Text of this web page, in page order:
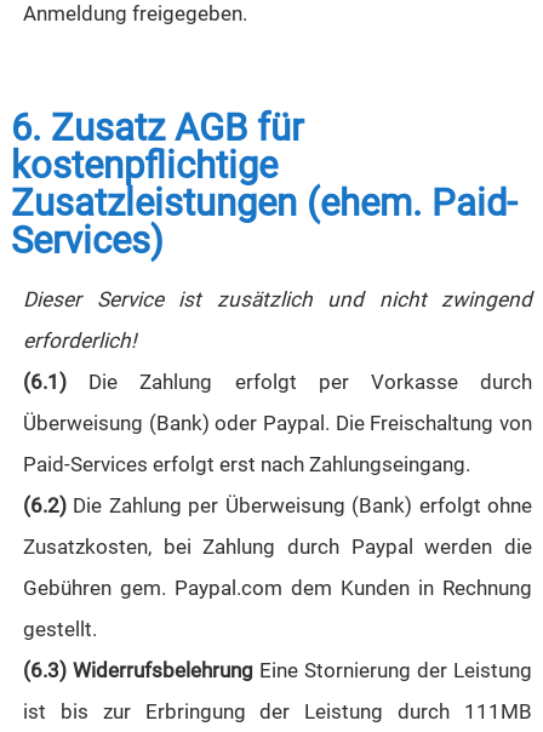
Anmeldung freigegeben.
6. Zusatz AGB für
kostenpflichtige
Zusatzleistungen (ehem. Paid-
Services)
Dieser Service ist zusätzlich und nicht zwingend
erforderlich!
(6.1) Die Zahlung erfolgt per Vorkasse durch
Überweisung (Bank) oder Paypal. Die Freischaltung von
Paid-Services erfolgt erst nach Zahlungseingang.
(6.2) Die Zahlung per Überweisung (Bank) erfolgt ohne
Zusatzkosten, bei Zahlung durch Paypal werden die
Gebühren gem. Paypal.com dem Kunden in Rechnung
gestellt.
(6.3) Widerrufsbelehrung Eine Stornierung der Leistung
ist bis zur Erbringung der Leistung durch 111MB